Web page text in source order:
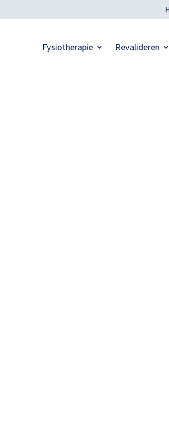
Fysiotherapie Revalideren